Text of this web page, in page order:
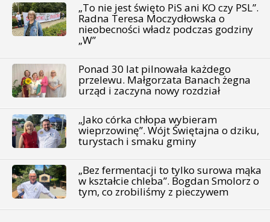
„To nie jest święto PiS ani KO czy PSL”.
Radna Teresa Moczydłowska o
nieobecności władz podczas godziny
„W”
Ponad 30 lat pilnowała każdego
przelewu. Małgorzata Banach żegna
urząd i zaczyna nowy rozdział
„Jako córka chłopa wybieram
wieprzowinę”. Wójt Świętajna o dziku,
turystach i smaku gminy
„Bez fermentacji to tylko surowa mąka
w kształcie chleba”. Bogdan Smolorz o
tym, co zrobiliśmy z pieczywem